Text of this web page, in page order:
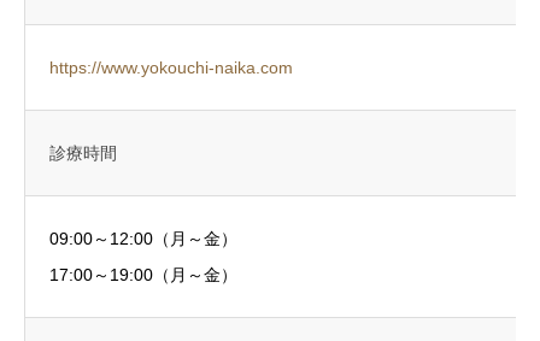
https://www.yokouchi-naika.com
診療時間
09:00～12:00（月～金）
17:00～19:00（月～金）